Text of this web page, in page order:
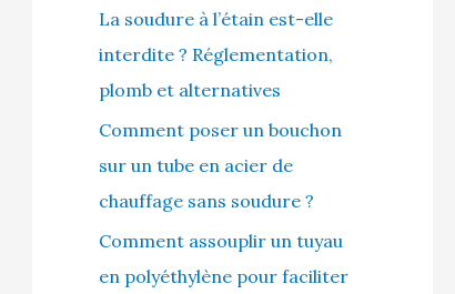
La soudure à l’étain est-elle
interdite ? Réglementation,
plomb et alternatives
Comment poser un bouchon
sur un tube en acier de
chauffage sans soudure ?
Comment assouplir un tuyau
en polyéthylène pour faciliter